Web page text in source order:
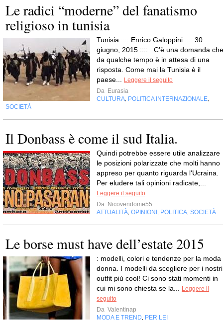
Le radici “moderne” del fanatismo
religioso in tunisia
Tunisia :::: Enrico Galoppini :::: 30
giugno, 2015 :::: C’è una domanda che
da qualche tempo è in attesa di una
risposta. Come mai la Tunisia è il
paese...
Leggere il seguito
Da Eurasia
CULTURA POLITICA INTERNAZIONALE
SOCIETÀ
Il Donbass è come il sud Italia.
Quindi potrebbe essere utile analizzare
le posizioni polarizzate che molti hanno
appreso per quanto riguarda l'Ucraina.
Per eludere tali opinioni radicate,...
Leggere il seguito
Da Nicovendome55
ATTUALITÀ OPINIONI POLITICA SOCIETÀ
Le borse must have dell’estate 2015
: modelli, colori e tendenze per la moda
donna. I modelli da scegliere per i nostri
outfit più cool! Ci sono stati momenti in
cui mi sono chiesta se la...
Leggere il
seguito
Da Valentinap
MODA E TREND
PER LEI